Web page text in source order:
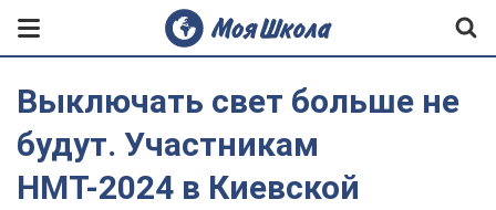
Выключать свет больше не
будут. Участникам
НМТ-2024 в Киевской